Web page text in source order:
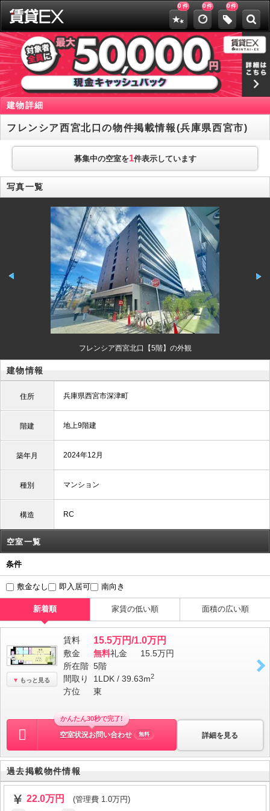
0 件 0件 0件
建物詳細
フレンシア西宮北口の物件掲載情報(兵庫県西宮市)
募集中の空室を1件表示しています
写真一覧
フレンシア西宮北口【5階】の外観
建物情報
住所 兵庫県西宮市深津町
階建 地上9階建
築年月 2024年12月
種別 マンション
構造 RC
空室一覧
条件
敷金なし 即入居可 南向き
新着順 家賃の低い順 面積の広い順
もっと見る
賃料 15.5万円/1.0万円
敷金 無料礼金
15.5万円
所在階 5階
間取り
1LDK / 39.63m2
方位 東
詳細を見る
かんたん30秒で完了!
空室状況お問い合わせ 無料
過去掲載物件情報
22.0万円
(管理費 1.0万円)